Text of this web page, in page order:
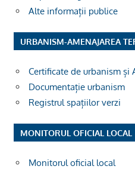
Alte informații publice
URBANISM-AMENAJAREA
Certificate de urbanism și
Documentație urbanism
Registrul spațiilor verzi
MONITORUL OFICIAL LOCAL
Monitorul oficial local